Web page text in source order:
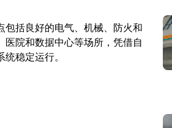
包括良好的电气、机械、防火和
医院和数据中心等场所，凭借自
稳定运行。